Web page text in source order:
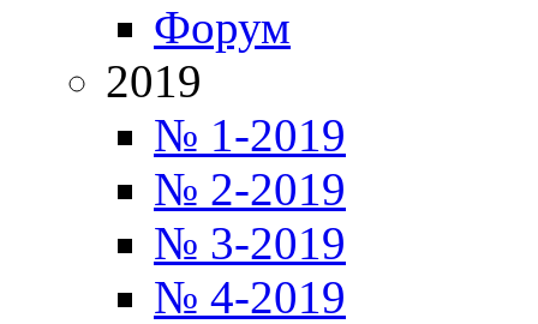
Форум
2019
№ 1-2019
№ 2-2019
№ 3-2019
№ 4-2019